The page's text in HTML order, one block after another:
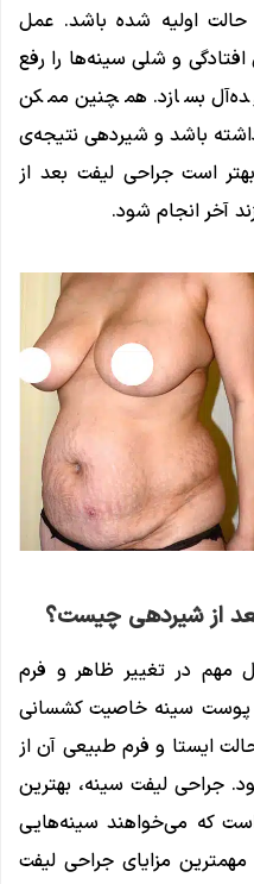
اولیه شده باشد. عمل
و شلی سینه‌ها را رفع
بسازد. همچنین ممکن
باشد و شیردهی نتیجه‌ی
است جراحی لیفت بعد از
آخر انجام شود.
از شیردهی چیست؟
در تغییر ظاهر و فرم
پوست سینه خاصیت کشسانی
ایستا و فرم طبیعی آن از
جراحی لیفت سینه، بهترین
است که می‌خواهند سینه‌هایی
مزایای جراحی لیفت